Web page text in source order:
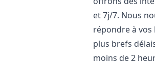
et 7j/7. Nous
répondre à vos
plus brefs
moins de 2